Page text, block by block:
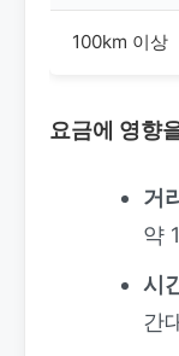
100km 이상
요금에 영향
거
약
시
간